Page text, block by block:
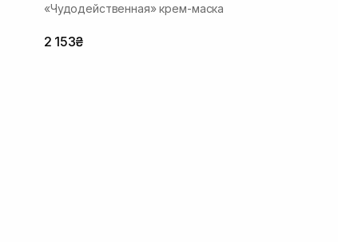
«Чудодейственная» крем-маска
2 153₴